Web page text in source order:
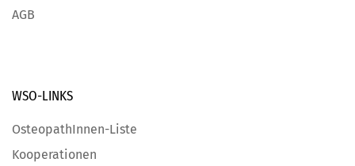
AGB
WSO-LINKS
OsteopathInnen-Liste
Kooperationen